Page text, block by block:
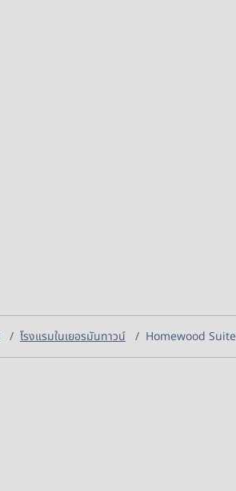
/ โรงแรมในเยอรมันทาวน์ / Homewood